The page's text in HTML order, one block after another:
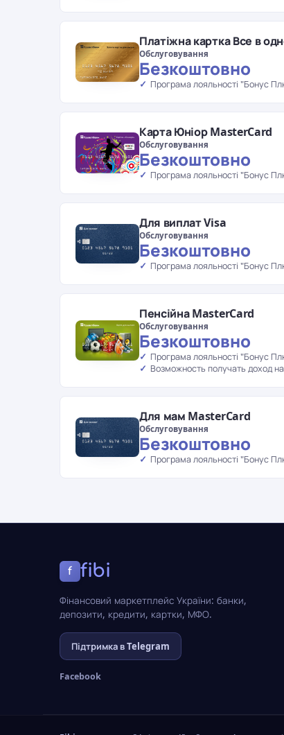
Платіжна картка Все в
Обслуговування
Безкоштовно
Програма лояльності "Бонус
Карта Юніор MasterCard
Обслуговування
Безкоштовно
Програма лояльності "Бонус
Для виплат Visa
Обслуговування
Безкоштовно
Програма лояльності "Бонус
Пенсійна MasterCard
Обслуговування
Безкоштовно
Програма лояльності "Бонус
Возможность получать доход
Для мам MasterCard
Обслуговування
Безкоштовно
Програма лояльності "Бонус
f fibi
Фінансовий маркетплейс України: банки,
депозити, кредити, картки, МФО.
Підтримка в Telegram
Facebook